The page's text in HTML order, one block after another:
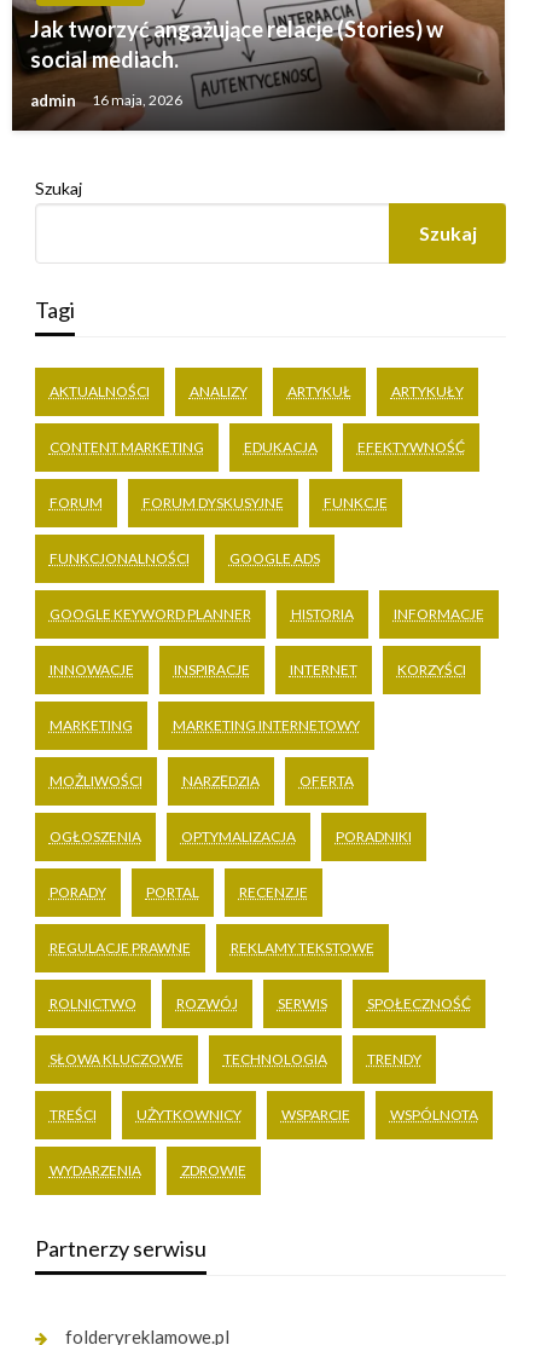
Jak tworzyć angażujące relacje (Stories) w
social mediach.
admin 16 maja, 2026
Szukaj
Szukaj
Tagi
AKTUALNOŚCI ANALIZY ARTYKUŁ ARTYKUŁY
CONTENT MARKETING EDUKACJA EFEKTYWNOŚĆ
FORUM FORUM DYSKUSYJNE FUNKCJE
FUNKCJONALNOŚCI GOOGLE ADS
GOOGLE KEYWORD PLANNER HISTORIA INFORMACJE
INNOWACJE INSPIRACJE INTERNET KORZYŚCI
MARKETING MARKETING INTERNETOWY
MOŻLIWOŚCI NARZĘDZIA OFERTA
OGŁOSZENIA OPTYMALIZACJA PORADNIKI
PORADY PORTAL RECENZJE
REGULACJE PRAWNE REKLAMY TEKSTOWE
ROLNICTWO ROZWÓJ SERWIS SPOŁECZNOŚĆ
SŁOWA KLUCZOWE TECHNOLOGIA TRENDY
TREŚCI UŻYTKOWNICY WSPARCIE WSPÓLNOTA
WYDARZENIA ZDROWIE
Partnerzy serwisu
folderyreklamowe.pl